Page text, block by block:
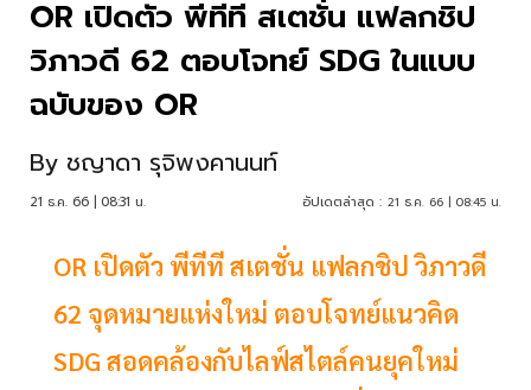
OR เปิดตัว พีทีที สเตชั่น แฟลกชิป
วิภาวดี 62 ตอบโจทย์ SDG ในแบบ
ฉบับของ OR
By ชญาดา รุจิพงคานนท์
21 ธ.ค. 66 | 08:31 น. อัปเดตล่าสุด : 21 ธ.ค. 66 | 08:45 น.
OR เปิดตัว พีทีที สเตชั่น แฟลกชิป วิภาวดี
62 จุดหมายแห่งใหม่ ตอบโจทย์แนวคิด
SDG สอดคล้องกับไลฟ์สไตล์คนยุคใหม่